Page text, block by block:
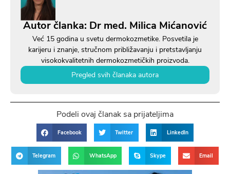
Autor članka: Dr med. Milica Mićanović
Već 15 godina u svetu dermokozmetike. Posvetila je
karijeru i znanje, stručnom približavanju i pretstavljanju
visokokvalitetnih dermokozmetičkih proizvoda.
Pregled svih članaka autora
Podeli ovaj članak sa prijateljima
Facebook Twitter LinkedIn
Telegram WhatsApp Skype Email